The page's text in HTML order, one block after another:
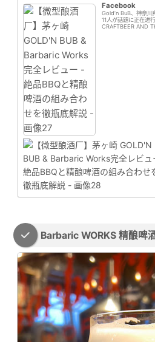
Facebook
Gold’n BuB、神奈川
11人が話題に正在进
CRAFTBEER AND
Barbaric WORKS 精酿啤